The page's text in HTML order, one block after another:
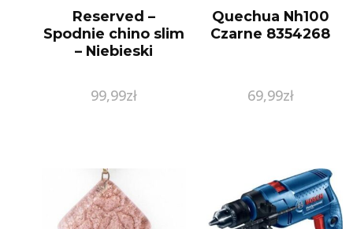
Reserved –
Spodnie chino slim
– Niebieski
99,99zł
Quechua Nh100
Czarne 8354268
69,99zł